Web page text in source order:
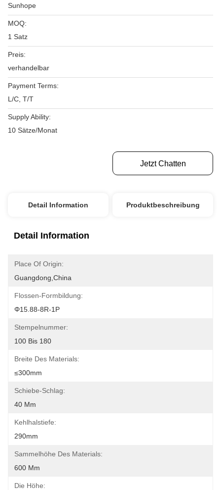
Sunhope
MOQ:
1 Satz
Preis:
verhandelbar
Payment Terms:
L/C, T/T
Supply Ability:
10 Sätze/Monat
Jetzt Chatten
Detail Information Produktbeschreibung
Detail Information
Place Of Origin:
Guangdong,China
Flossen-Formbildung:
Φ15.88-8R-1P
Stempelnummer:
100 Bis 180
Breite Des Materials:
≤300mm
Schiebe-Schlag:
40 Mm
Kehlhalstiefe:
290mm
Sammelhöhe Des Materials:
600 Mm
Die Höhe: